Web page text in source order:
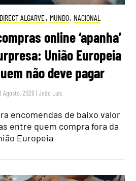
ALGARVE, MUNDO, NACIONAL
online ‘apanha’
União Europeia
não deve pagar
Agosto, 2026 |João Luís
encomendas de baixo valor
entre quem compra fora da
Europeia